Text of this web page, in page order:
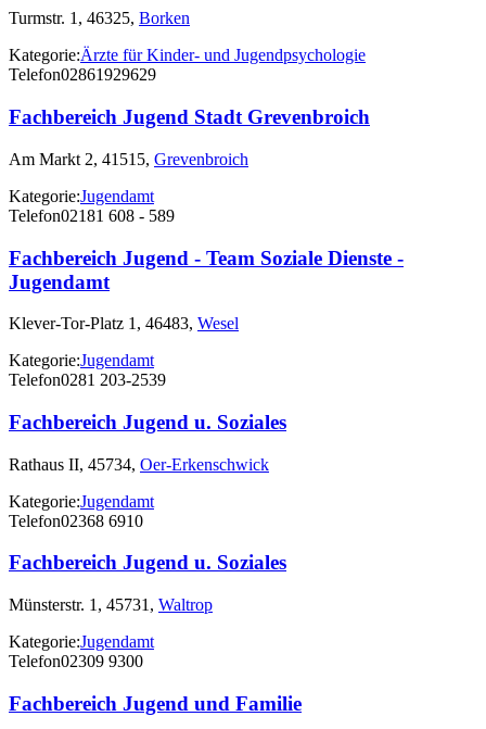
Turmstr. 1, 46325, Borken
Kategorie:Ärzte für Kinder- und Jugendpsychologie
Telefon02861929629
Fachbereich Jugend Stadt Grevenbroich
Am Markt 2, 41515, Grevenbroich
Kategorie:Jugendamt
Telefon02181 608 - 589
Fachbereich Jugend - Team Soziale Dienste -
Jugendamt
Klever-Tor-Platz 1, 46483, Wesel
Kategorie:Jugendamt
Telefon0281 203-2539
Fachbereich Jugend u. Soziales
Rathaus II, 45734, Oer-Erkenschwick
Kategorie:Jugendamt
Telefon02368 6910
Fachbereich Jugend u. Soziales
Münsterstr. 1, 45731, Waltrop
Kategorie:Jugendamt
Telefon02309 9300
Fachbereich Jugend und Familie